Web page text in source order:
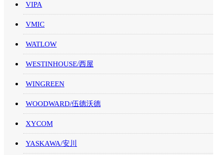
VIPA
VMIC
WATLOW
WESTINHOUSE/西屋
WINGREEN
WOODWARD/伍德沃德
XYCOM
YASKAWA/安川